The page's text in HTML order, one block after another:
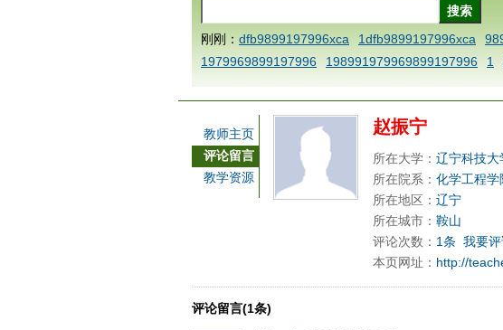
刚刚： dfb9899197996xca 1dfb9899197996xca
1979969899197996
198991979969899197996 1
AAABBBCCCdefine blablaenddefine
a
1dfbmath key98991 methodmultiply
ca
1dfbsetx9899197996xxca 1dfbthisxca
3
1dfbzzzzzzzzbbbccccdddeeexcareplacezo
b 9899197996 xca
AAABBBCCCdefine
e dfbxyzendtemplate dfbCCCBBBAAA
dfb
dfbmath key98991
dfbsetx9899197996xxca
教师主页
评论留言
教学资源
赵振宁
所在大学： 辽宁科技大
所在院系： 化学工程学
所在地区： 辽宁
所在城市： 鞍山
评论次数： 1条 我要
本页网址： http://
评论留言(1条)